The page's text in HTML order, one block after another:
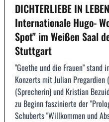
DICHTERLIEBE IN
Internationale Hugo-
Spot" im Weißen Saal
Stuttgart
"Goethe und die Frauen" stand
Konzerts mit Julian Pregardien
(Sprecherin) und Kristian
zu Beginn faszinierte der
Schuberts "Willkommen und